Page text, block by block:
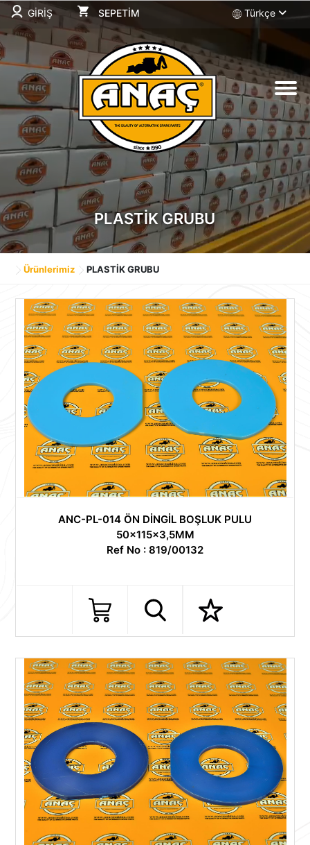
GİRİŞ SEPETİM Türkçe
SEPETİM
Sepetiniz Boş
PLASTİK GRUBU
Ürünlerimiz PLASTİK GRUBU
ANC-PL-014 ÖN DİNGİL BOŞLUK PULU
50x115x3,5MM
Ref No : 819/00132